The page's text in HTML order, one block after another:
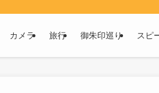
カメラ 旅行 御朱印巡り スピ